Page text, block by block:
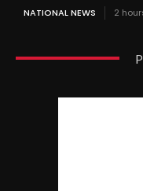
NATIONAL NEWS 2